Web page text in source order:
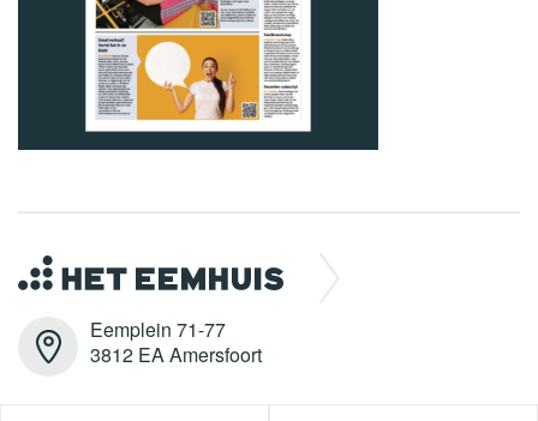
Eemplein 71-77
3812 EA Amersfoort